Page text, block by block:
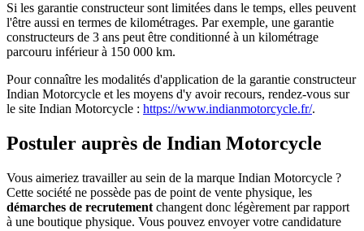
Si les garantie constructeur sont limitées dans le temps, elles peuvent
l'être aussi en termes de kilométrages. Par exemple, une garantie
constructeurs de 3 ans peut être conditionné à un kilométrage
parcouru inférieur à 150 000 km.
Pour connaître les modalités d'application de la garantie constructeur
Indian Motorcycle et les moyens d'y avoir recours, rendez-vous sur
le site Indian Motorcycle : https://www.indianmotorcycle.fr/.
Postuler auprès de Indian Motorcycle
Vous aimeriez travailler au sein de la marque Indian Motorcycle ?
Cette société ne possède pas de point de vente physique, les
démarches de recrutement changent donc légèrement par rapport
à une boutique physique. Vous pouvez envoyer votre candidature